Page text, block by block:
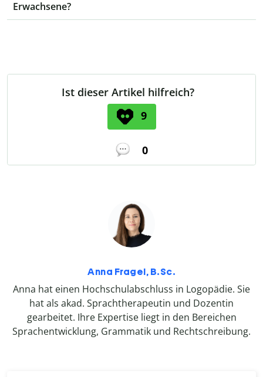
Erwachsene?
Ist dieser Artikel hilfreich?
9
0
Anna Fragel, B.Sc.
Anna hat einen Hochschulabschluss in Logopädie. Sie
hat als akad. Sprachtherapeutin und Dozentin
gearbeitet. Ihre Expertise liegt in den Bereichen
Sprachentwicklung, Grammatik und Rechtschreibung.